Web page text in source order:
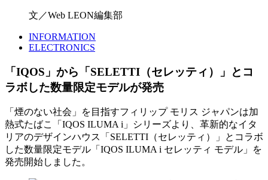
文／Web LEON編集部
INFORMATION
ELECTRONICS
「IQOS」から「SELETTI（セレッティ）」とコ
ラボした数量限定モデルが発売
「煙のない社会」を目指すフィリップ モリス ジャパンは加
熱式たばこ「IQOS ILUMA i」シリーズより、革新的なイタ
リアのデザインハウス「SELETTI（セレッティ）」とコラボ
した数量限定モデル「IQOS ILUMA i セレッティ モデル」を
発売開始しました。